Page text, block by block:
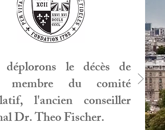
le décès de
membre du comité
l'ancien conseiller
Dr. Theo Fischer.